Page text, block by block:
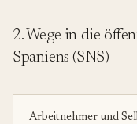
2. Wege in die
Spaniens (SNS)
Arbeitnehmer und